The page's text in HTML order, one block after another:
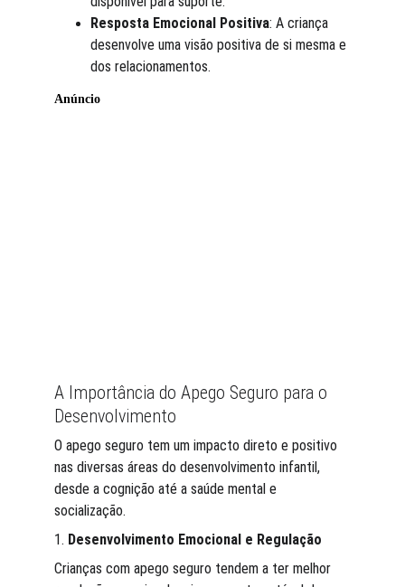
Resposta Emocional Positiva: A criança
desenvolve uma visão positiva de si mesma e
dos relacionamentos.
A Importância do Apego Seguro para o
Desenvolvimento
O apego seguro tem um impacto direto e positivo
nas diversas áreas do desenvolvimento infantil,
desde a cognição até a saúde mental e
socialização.
1. Desenvolvimento Emocional e Regulação
Crianças com apego seguro tendem a ter melhor